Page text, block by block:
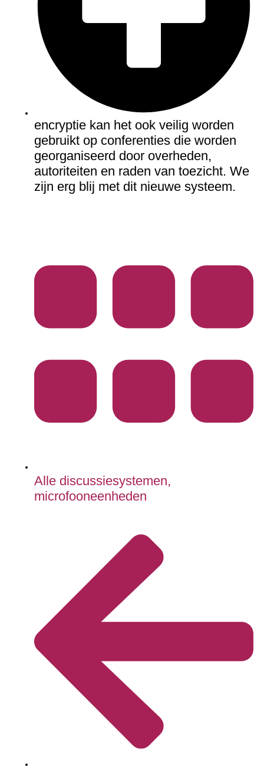
encryptie kan het ook veilig worden
gebruikt op conferenties die worden
georganiseerd door overheden,
autoriteiten en raden van toezicht. We
zijn erg blij met dit nieuwe systeem.
Alle discussiesystemen,
microfooneenheden